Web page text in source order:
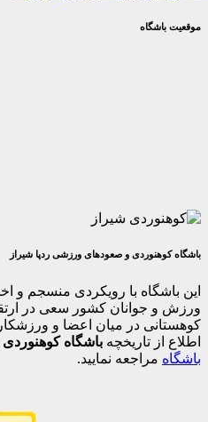
و صعودهای ورزشی ردپا شیراز
با رویکردی منسجم و اخذ مجوز
کشور سعی در ارتقاء و
در میان اعضا و ورزشکاران را
تاریخچه باشگاه کوهنوردی ردپابه
نمایید.